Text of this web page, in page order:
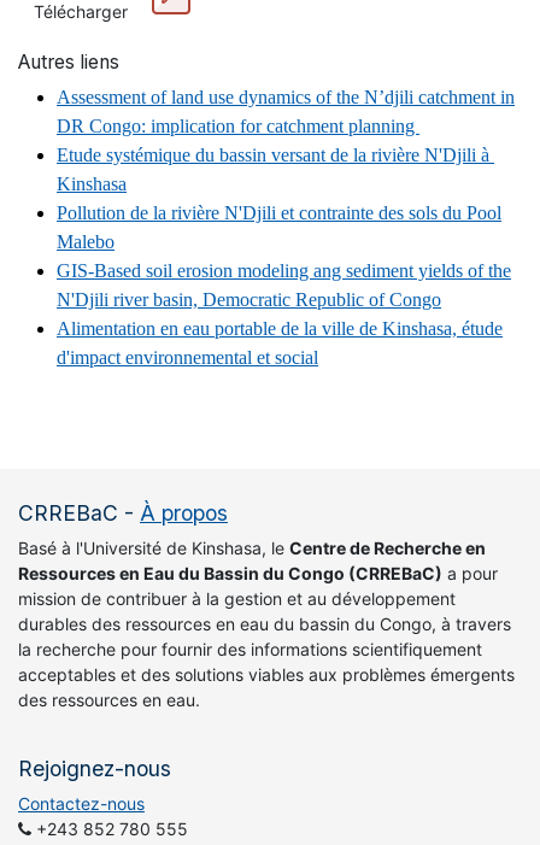
Télécharger
Autres liens
Assessment of land use dynamics of the N’djili catchment in
DR Congo: implication for catchment planning
Etude systémique du bassin versant de la rivière N'Djili à
Kinshasa
Pollution de la rivière N'Djili et contrainte des sols du Pool
Malebo
GIS-Based soil erosion modeling ang sediment yields of the
N'Djili river basin, Democratic Republic of Congo
Alimentation en eau portable de la ville de Kinshasa, étude
d'impact environnemental et social
CRREBaC - À propos
Basé à l'Université de Kinshasa, le Centre de Recherche en
Ressources en Eau du Bassin du Congo (CRREBaC) a pour
mission de contribuer à la gestion et au développement
durables des ressources en eau du bassin du Congo, à travers
la recherche pour fournir des informations scientifiquement
acceptables et des solutions viables aux problèmes émergents
des ressources en eau.
Rejoignez-nous
Contactez-nous
+243 852 780 555